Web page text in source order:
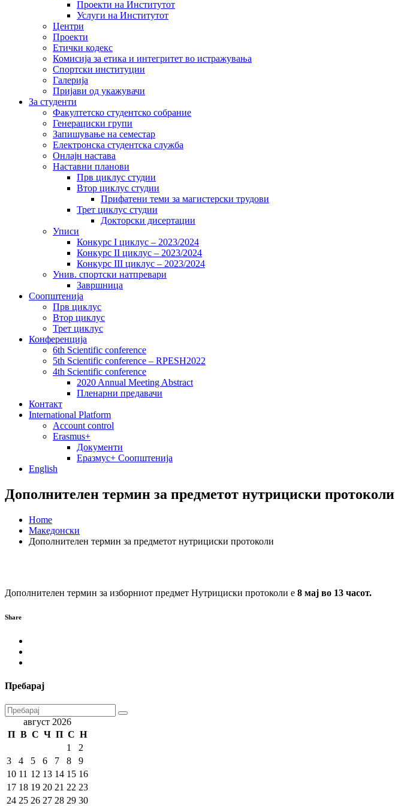
Проекти на Институтот
Услуги на Институтот
Центри
Проекти
Етички кодекс
Комисија за етика и интегритет во истражувања
Спортски институции
Галерија
Пријави од укажувачи
За студенти
Факултетско студентско собрание
Генерациски групи
Запишување на семестар
Електронска студентска служба
Онлајн настава
Наставни планови
Прв циклус студии
Втор циклус студии
Прифатени теми за магистерски трудови
Трет циклус студии
Докторски дисертации
Уписи
Конкурс I циклус – 2023/2024
Конкурс II циклус – 2023/2024
Конкурс III циклус – 2023/2024
Унив. спортски натпревари
Завршница
Соопштенија
Прв циклус
Втор циклус
Трет циклус
Конференција
6th Scientific conference
5th Scientific conference – RPESH2022
4th Scientific conference
2020 Annual Meeting Abstract
Пленарни предавачи
Контакт
International Platform
Account control
Erasmus+
Документи
Еразмус+ Соопштенија
English
Дополнителен термин за предметот нутрициски протоколи
Home
Македонски
Дополнителен термин за предметот нутрициски протоколи
Дополнителен термин за изборниот предмет Нутрициски протоколи е 8 мај во 13 часот.
Share
Пребарај
август 2026
П В С Ч П С Н
1
2
3
4 5 6 7 8
9
10 11 12 13 14 15 16
17 18 19 20 21 22 23
24 25 26 27 28 29 30